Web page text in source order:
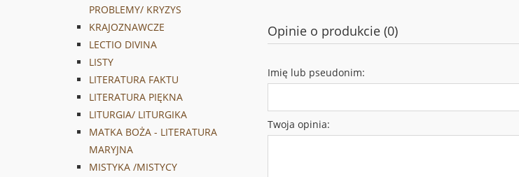
PROBLEMY/ KRYZYS
KRAJOZNAWCZE
LECTIO DIVINA
LISTY
LITERATURA FAKTU
LITERATURA PIĘKNA
LITURGIA/ LITURGIKA
MATKA BOŻA - LITERATURA
MARYJNA
MISTYKA /MISTYCY
Opinie o produkcie (0)
Imię lub pseudonim:
Twoja opinia: